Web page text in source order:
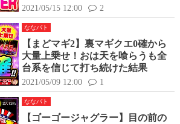
2021/05/15 12:00 2
ななバト
【まどマギ2】裏マギクエ0確から
大量上乗せ！おは天を喰らうも全
台系を信じて打ち続けた結果
2021/05/09 12:00 1
ななバト
【ゴーゴージャグラー】目の前の